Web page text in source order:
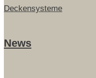
Deckensysteme
News